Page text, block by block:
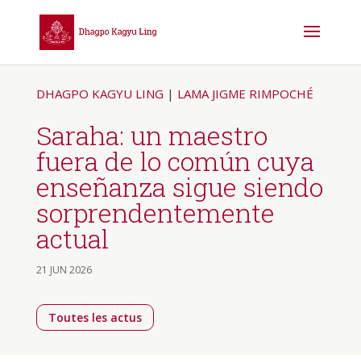
DHAGPO KAGYU LING | LAMA JIGME RIMPOCHÉ
Saraha: un maestro
fuera de lo común cuya
enseñanza sigue siendo
sorprendentemente
actual
21 JUN 2026
Toutes les actus